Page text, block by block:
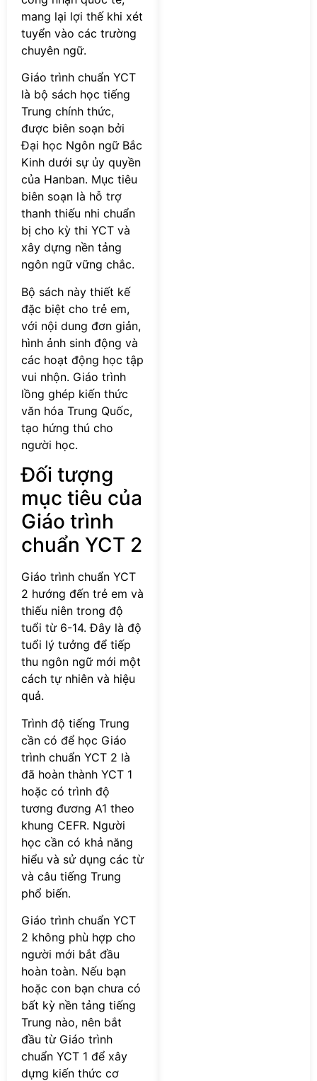
mang lại lợi thế khi xét
tuyển vào các trường
chuyên ngữ.
Giáo trình chuẩn YCT
là bộ sách học tiếng
Trung chính thức,
được biên soạn bởi
Đại học Ngôn ngữ Bắc
Kinh dưới sự ủy quyền
của Hanban. Mục tiêu
biên soạn là hỗ trợ
thanh thiếu nhi chuẩn
bị cho kỳ thi YCT và
xây dựng nền tảng
ngôn ngữ vững chắc.
Bộ sách này thiết kế
đặc biệt cho trẻ em,
với nội dung đơn giản,
hình ảnh sinh động và
các hoạt động học tập
vui nhộn. Giáo trình
lồng ghép kiến thức
văn hóa Trung Quốc,
tạo hứng thú cho
người học.
Đối tượng
mục tiêu của
Giáo trình
chuẩn YCT 2
Giáo trình chuẩn YCT
2 hướng đến trẻ em và
thiếu niên trong độ
tuổi từ 6-14. Đây là độ
tuổi lý tưởng để tiếp
thu ngôn ngữ mới một
cách tự nhiên và hiệu
quả.
Trình độ tiếng Trung
cần có để học Giáo
trình chuẩn YCT 2 là
đã hoàn thành YCT 1
hoặc có trình độ
tương đương A1 theo
khung CEFR. Người
học cần có khả năng
hiểu và sử dụng các từ
và câu tiếng Trung
phổ biến.
Giáo trình chuẩn YCT
2 không phù hợp cho
người mới bắt đầu
hoàn toàn. Nếu bạn
hoặc con bạn chưa có
bất kỳ nền tảng tiếng
Trung nào, nên bắt
đầu từ Giáo trình
chuẩn YCT 1 để xây
dựng kiến thức cơ